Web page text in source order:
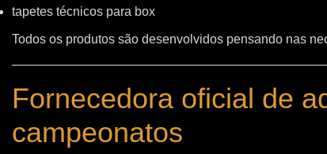
tapetes técnicos para box
Todos os produtos são desenvolvidos pensando nas
Fornecedora oficial de
campeonatos